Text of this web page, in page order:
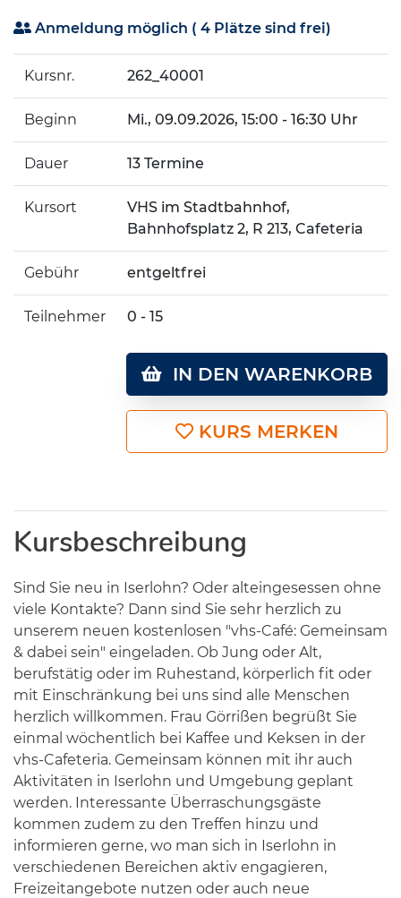
Anmeldung möglich ( 4 Plätze sind frei)
Kursnr. 262_40001
Beginn Mi., 09.09.2026, 15:00 - 16:30 Uhr
Dauer 13 Termine
Kursort
VHS im Stadtbahnhof,
Bahnhofsplatz 2, R 213, Cafeteria
Gebühr entgeltfrei
Teilnehmer 0 - 15
IN DEN WARENKORB
KURS MERKEN
Kursbeschreibung
Sind Sie neu in Iserlohn? Oder alteingesessen ohne
viele Kontakte? Dann sind Sie sehr herzlich zu
unserem neuen kostenlosen "vhs-Café: Gemeinsam
& dabei sein" eingeladen. Ob Jung oder Alt,
berufstätig oder im Ruhestand, körperlich fit oder
mit Einschränkung bei uns sind alle Menschen
herzlich willkommen. Frau Görrißen begrüßt Sie
einmal wöchentlich bei Kaffee und Keksen in der
vhs-Cafeteria. Gemeinsam können mit ihr auch
Aktivitäten in Iserlohn und Umgebung geplant
werden. Interessante Überraschungsgäste
kommen zudem zu den Treffen hinzu und
informieren gerne, wo man sich in Iserlohn in
verschiedenen Bereichen aktiv engagieren,
Freizeitangebote nutzen oder auch neue